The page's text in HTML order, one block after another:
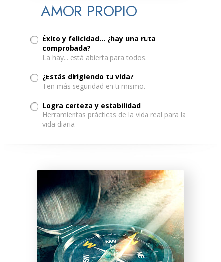
AMOR PROPIO
Éxito y felicidad… ¿hay una ruta
comprobada?
La hay... está abierta para todos.
¿Estás dirigiendo tu vida?
Ten más seguridad en ti mismo.
Logra certeza y estabilidad
Herramientas prácticas de la vida real para la
vida diaria.